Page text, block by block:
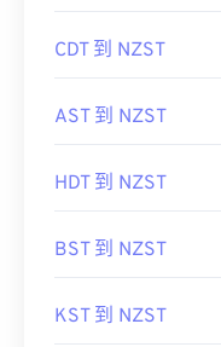
CDT 到 NZST
AST 到 NZST
HDT 到 NZST
BST 到 NZST
KST 到 NZST